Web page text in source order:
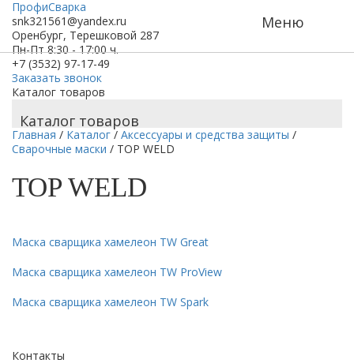
ПрофиСварка
snk321561@yandex.ru
Оренбург, Терешковой 287
Пн-Пт 8:30 - 17:00 ч.
+7 (3532) 97-17-49
Заказать звонок
Меню
Каталог товаров
Каталог товаров
Главная / Каталог / Аксессуары и средства защиты /
Сварочные маски / TOP WELD
TOP WELD
Маска сварщика хамелеон TW Great
Маска сварщика хамелеон TW ProView
Маска сварщика хамелеон TW Spark
Контакты